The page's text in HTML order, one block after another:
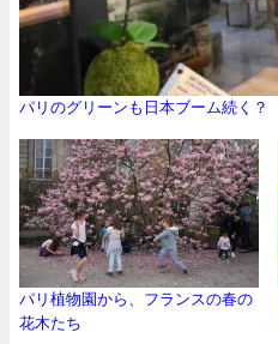
パリのグリーンも日本ブーム続く？
パリ植物園から、フランスの春の
花木たち